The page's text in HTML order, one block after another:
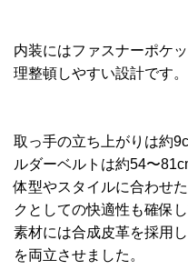
内装にはファスナーポケ
理整頓しやすい設計です。
取っ手の立ち上がりは約
ルダーベルトは約54〜
体型やスタイルに合わせ
クとしての快適性も確保し
素材には合成皮革を採用
を両立させました。